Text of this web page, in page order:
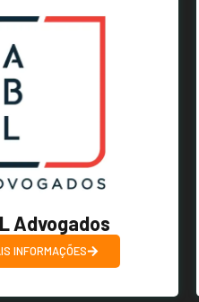
Advogados
INFORMAÇÕES